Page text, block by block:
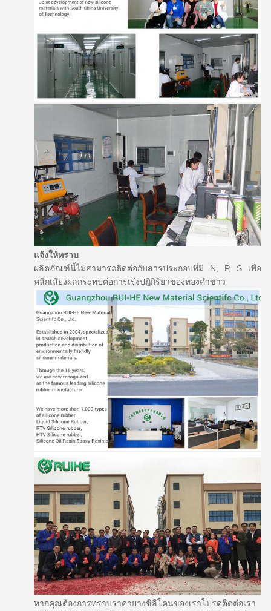
แจ้งให้ทราบ
ผลิตภัณฑ์นี้ไม่สามารถติดต่อกับสารประกอบที่มี N, P, S เพื่อ
หลีกเลี่ยงผลกระทบต่อการเร่งปฏิกิริยาของทองคำขาว
หากคุณต้องการทราบราคายางซิลิโคนของเราโปรดติดต่อเรา